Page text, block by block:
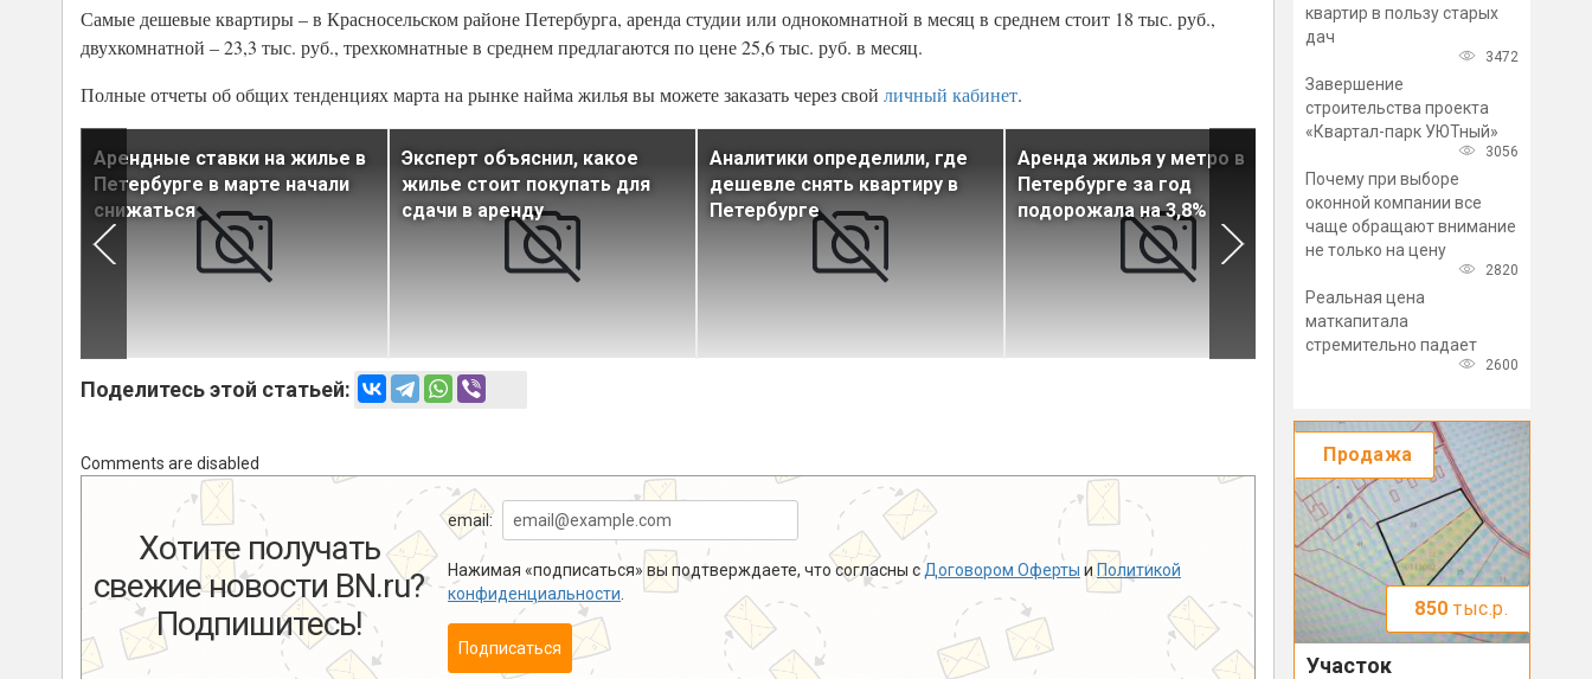
Самые дешевые квартиры – в Красносельском районе Петербурга, аренда студии или однокомнатной в месяц в среднем стоит 18 тыс. руб.,
двухкомнатной – 23,3 тыс. руб., трехкомнатные в среднем предлагаются по цене 25,6 тыс. руб. в месяц.
Полные отчеты об общих тенденциях марта на рынке найма жилья вы можете заказать через свой личный кабинет.
Арендные ставки на жилье в
Петербурге в марте начали
снижаться
Эксперт объяснил, какое
жилье стоит покупать для
сдачи в аренду
Аналитики определили, где
дешевле снять квартиру в
Петербурге
Аренда жилья у метро в
Петербурге за год
подорожала на 3,8%
Специалисты БН.ру
новые попытки
мошенничества на рынке
аренды жилья
Поделитесь этой статьей:
Comments are disabled
Хотите получать
свежие новости BN.ru?
Подпишитесь!
email:
Нажимая «подписаться» вы подтверждаете, что согласны с Договором Оферты и Политикой
конфиденциальности
Подписаться
квартир в пользу старых
дач
3472
Завершение
строительства проекта
«Квартал-парк УЮТный»
3056
Почему при выборе
оконной компании все
чаще обращают внимание
не только на цену
2820
Реальная цена
маткапитала
стремительно падает
2600
Продажа
850 тыс.р.
Участок